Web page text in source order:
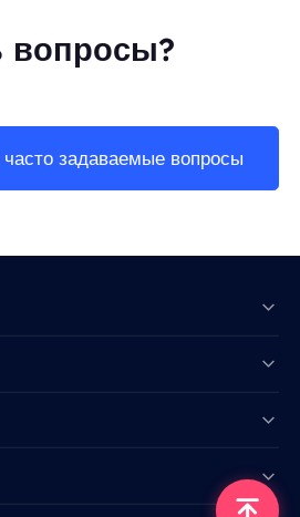
вопросы?
задаваемые вопросы